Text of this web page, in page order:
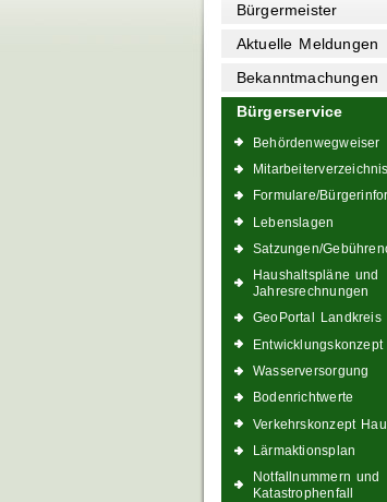
Bürgermeister
Aktuelle Meldungen
Bekanntmachungen
Bürgerservice
Behördenwegweiser
Mitarbeiterverzeichnis
Formulare/
Lebenslagen
Satzungen/
Haushaltspläne und
Jahresrechnungen
GeoPortal Landkreis
Entwicklungskonzept
Wasserversorgung
Bodenrichtwerte
Verkehrskonzept
Lärmaktionsplan
Notfallnummern und
Katastrophenfall